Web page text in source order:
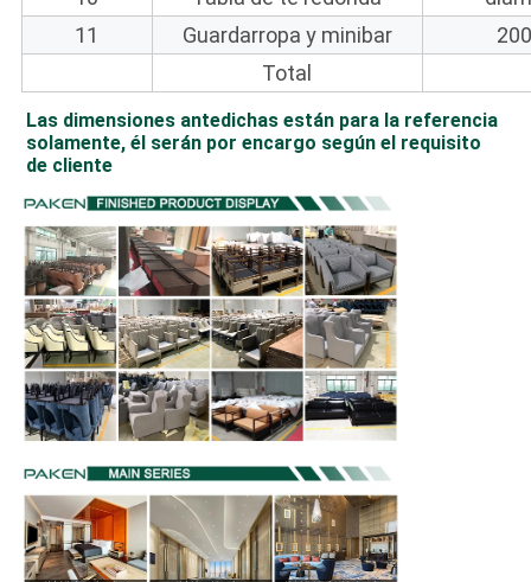
11
Guardarropa y minibar
Total
Las dimensiones antedichas están para la referencia
solamente, él serán por encargo según el requisito
de cliente